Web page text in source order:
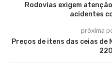
Rodovias exigem
acidentes
próxima
Preços de itens das ceias de